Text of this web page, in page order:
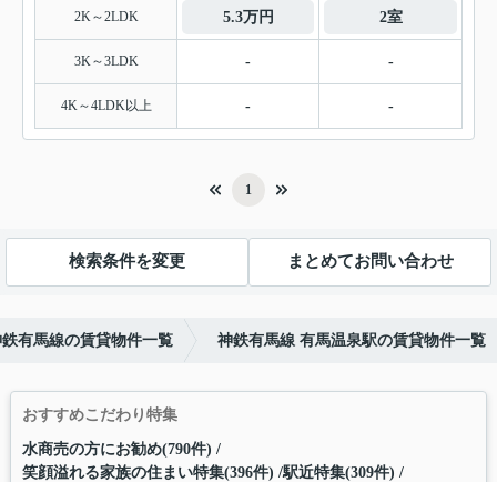
2K～2LDK 5.3万円 2室
3K～3LDK - -
4K～4LDK以上 - -
1
検索条件を変更 まとめてお問い合わせ
有馬線の賃貸物件一覧 神鉄有馬線 有馬温泉駅の賃貸物件一覧
おすすめこだわり特集
水商売の方にお勧め(790件)
笑顔溢れる家族の住まい特集(396件) 駅近特集(309件)